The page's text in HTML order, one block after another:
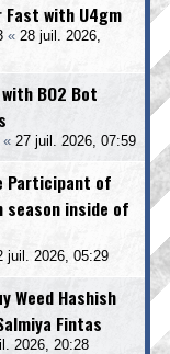
Fast with U4gm
« 28 juil. 2026,
BO2 Bot
« 27 juil. 2026, 07:59
Participant of
inside of
juil. 2026, 05:29
Weed Hashish
Fintas
2026, 20:28